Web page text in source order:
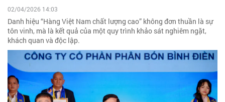
02/04/2026 14:03
Danh hiệu “Hàng Việt Nam chất lượng cao” không đơn thuần là sự
tôn vinh, mà là kết quả của một quy trình khảo sát nghiêm ngặt,
khách quan và độc lập.